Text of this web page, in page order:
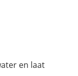
en laat